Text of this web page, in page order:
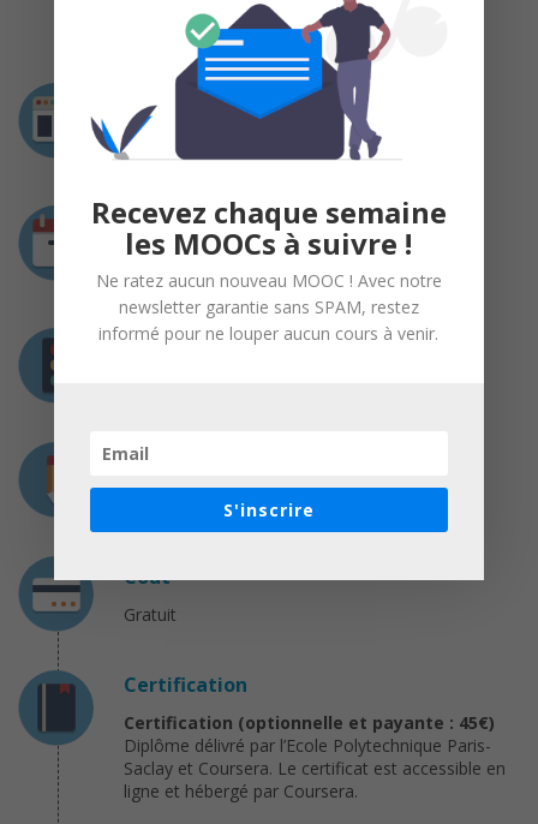
Intervenant
Pascal Da Costa
Professeur chargé de cours Centralesupélec
Durée
8 semaines
du 01 mai au 26 juin 2017
Prérequis
Charge de travail
3 heures / semaine
Coût
Gratuit
Certification
Certification (optionnelle et payante : 45€)
Diplôme délivré par l’Ecole Polytechnique Paris-
Saclay et Coursera. Le certificat est accessible en
ligne et hébergé par Coursera.
Recevez chaque semaine
les MOOCs à suivre !
Ne ratez aucun nouveau MOOC ! Avec notre
newsletter garantie sans SPAM, restez
informé pour ne louper aucun cours à venir.
S'inscrire